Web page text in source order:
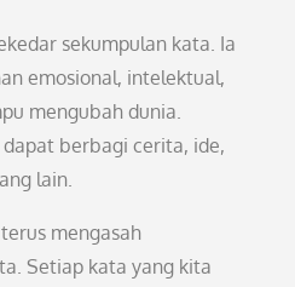
sekumpulan kata. Ia
emosional, intelektual,
mengubah dunia.
berbagi cerita, ide,
lain.
mengasah
Setiap kata yang kita